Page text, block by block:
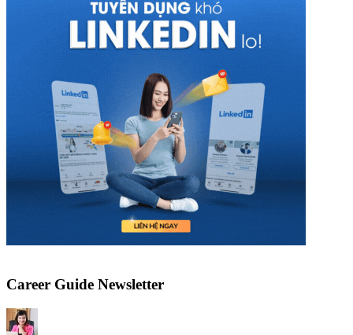
Career Guide Newsletter